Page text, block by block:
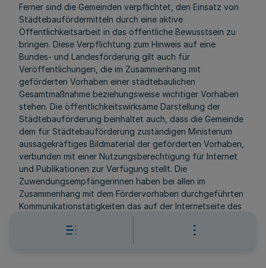
Ferner sind die Gemeinden verpflichtet, den Einsatz von
Städtebaufördermitteln durch eine aktive
Öffentlichkeitsarbeit in das öffentliche Bewusstsein zu
bringen. Diese Verpflichtung zum Hinweis auf eine
Bundes- und Landesförderung gilt auch für
Veröffentlichungen, die im Zusammenhang mit
geförderten Vorhaben einer städtebaulichen
Gesamtmaßnahme beziehungsweise wichtiger Vorhaben
stehen. Die öffentlichkeitswirksame Darstellung der
Städtebauförderung beinhaltet auch, dass die Gemeinde
dem für Städtebauförderung zuständigen Ministerium
aussagekräftiges Bildmaterial der geförderten Vorhaben,
verbunden mit einer Nutzungsberechtigung für Internet
und Publikationen zur Verfügung stellt. Die
Zuwendungsempfängerinnen haben bei allen im
Zusammenhang mit dem Fördervorhaben durchgeführten
Kommunikationstätigkeiten das auf der Internetseite des
für Städtebauförderung zuständigen Ministeriums
abrufbare Logo zu verwenden.